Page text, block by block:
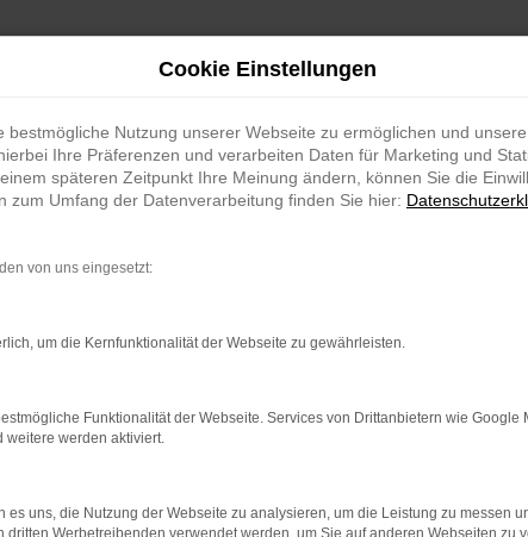
Cookie Einstellungen
bestmögliche Nutzung unserer Webseite zu ermöglichen und
Ihre Präferenzen und verarbeiten Daten für Marketing und
späteren Zeitpunkt Ihre Meinung ändern, können Sie die
zum Umfang der Datenverarbeitung finden Sie hier:
von uns eingesetzt:
um die Kernfunktionalität der Webseite zu gewährleisten.
Funktionalität der Webseite. Services von Drittanbietern wie Google
weitere werden aktiviert.
es uns, die Nutzung der Webseite zu analysieren, um die Leistung zu messen
dritten Werbetreibenden verwendet werden, um Sie auf anderen Webseiten zu